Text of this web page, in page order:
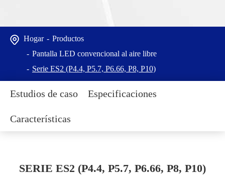
Hogar
Productos
Pantalla LED convencional al aire libre
Serie ES2 (P4.4, P5.7, P6.66, P8, P10)
Estudios de caso Especificaciones
Características
SERIE ES2 (P4.4, P5.7, P6.66, P8, P10)